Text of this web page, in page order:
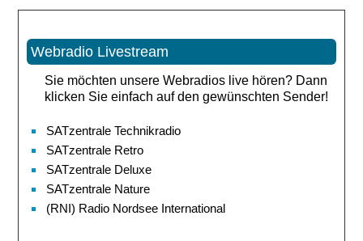
Webradio Livestream
Sie möchten unsere Webradios live hören? Dann
klicken Sie einfach auf den gewünschten Sender!
SATzentrale Technikradio
SATzentrale Retro
SATzentrale Deluxe
SATzentrale Nature
(RNI) Radio Nordsee International